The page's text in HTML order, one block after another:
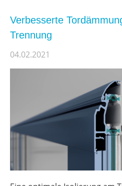
Verbesserte
Trennung
04.02.2021